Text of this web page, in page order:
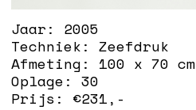
Jaar: 2005
Techniek:Zeefdruk
Afmeting: 100 x 70 cm
Oplage:30
Prijs: €231,-